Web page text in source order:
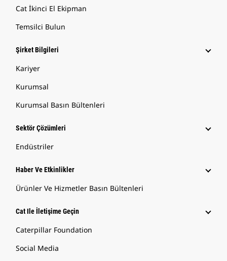
Cat İkinci El Ekipman
Temsilci Bulun
Şirket Bilgileri
Kariyer
Kurumsal
Kurumsal Basın Bültenleri
Sektör Çözümleri
Endüstriler
Haber Ve Etkinlikler
Ürünler Ve Hizmetler Basın Bültenleri
Cat Ile İletişime Geçin
Caterpillar Foundation
Social Media